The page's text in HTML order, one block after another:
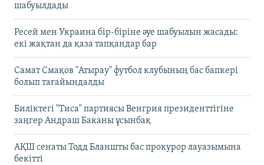
шабуылдады
Ресей мен Украина бір-біріне әуе шабуылын жасады:
екі жақтан да қаза тапқандар бар
Самат Смақов "Атырау" футбол клубының бас бапкері
болып тағайындалды
Биліктегі "Тиса" партиясы Венгрия президенттігіне
заңгер Андраш Баканы ұсынбақ
АҚШ сенаты Тодд Бланшты бас прокурор лауазымына
бекітті